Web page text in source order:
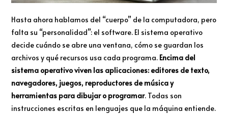
Hasta ahora hablamos del “cuerpo” de la computadora, pero
falta su “personalidad”: el software. El sistema operativo
decide cuándo se abre una ventana, cómo se guardan los
archivos y qué recursos usa cada programa. Encima del
sistema operativo viven las aplicaciones: editores de texto,
navegadores, juegos, reproductores de música y
herramientas para dibujar o programar. Todas son
instrucciones escritas en lenguajes que la máquina entiende.